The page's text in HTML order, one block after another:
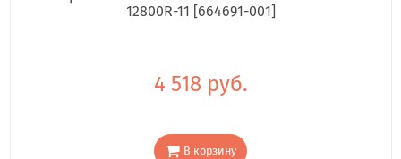
12800R-11 [664691-001]
4 518 руб.
В корзину